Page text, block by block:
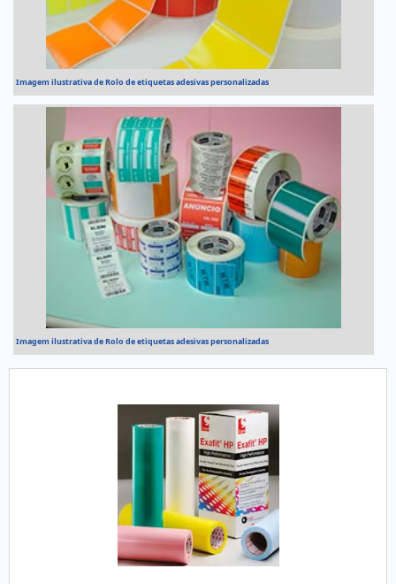
Imagem ilustrativa de Rolo de etiquetas adesivas personalizadas
Imagem ilustrativa de Rolo de etiquetas adesivas personalizadas